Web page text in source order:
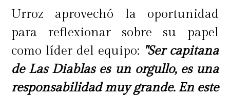
Urroz aprovechó la oportunidad
para reflexionar sobre su papel
como líder del equipo: "Ser capitana
de Las Diablas es un orgullo, es una
responsabilidad muy grande. En este